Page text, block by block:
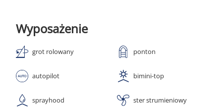
Wyposażenie
grot rolowany ponton
autopilot bimini-top
sprayhood ster strumieniowy